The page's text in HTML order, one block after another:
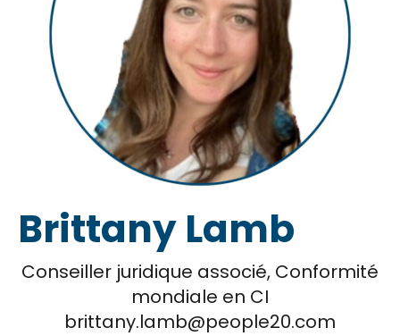
Brittany Lamb
Conseiller juridique associé, Conformité
mondiale en CI
brittany.lamb@people20.com